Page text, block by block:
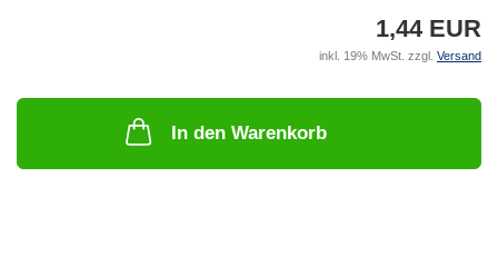
1,44 EUR
inkl. 19% MwSt. zzgl. Versand
In den Warenkorb